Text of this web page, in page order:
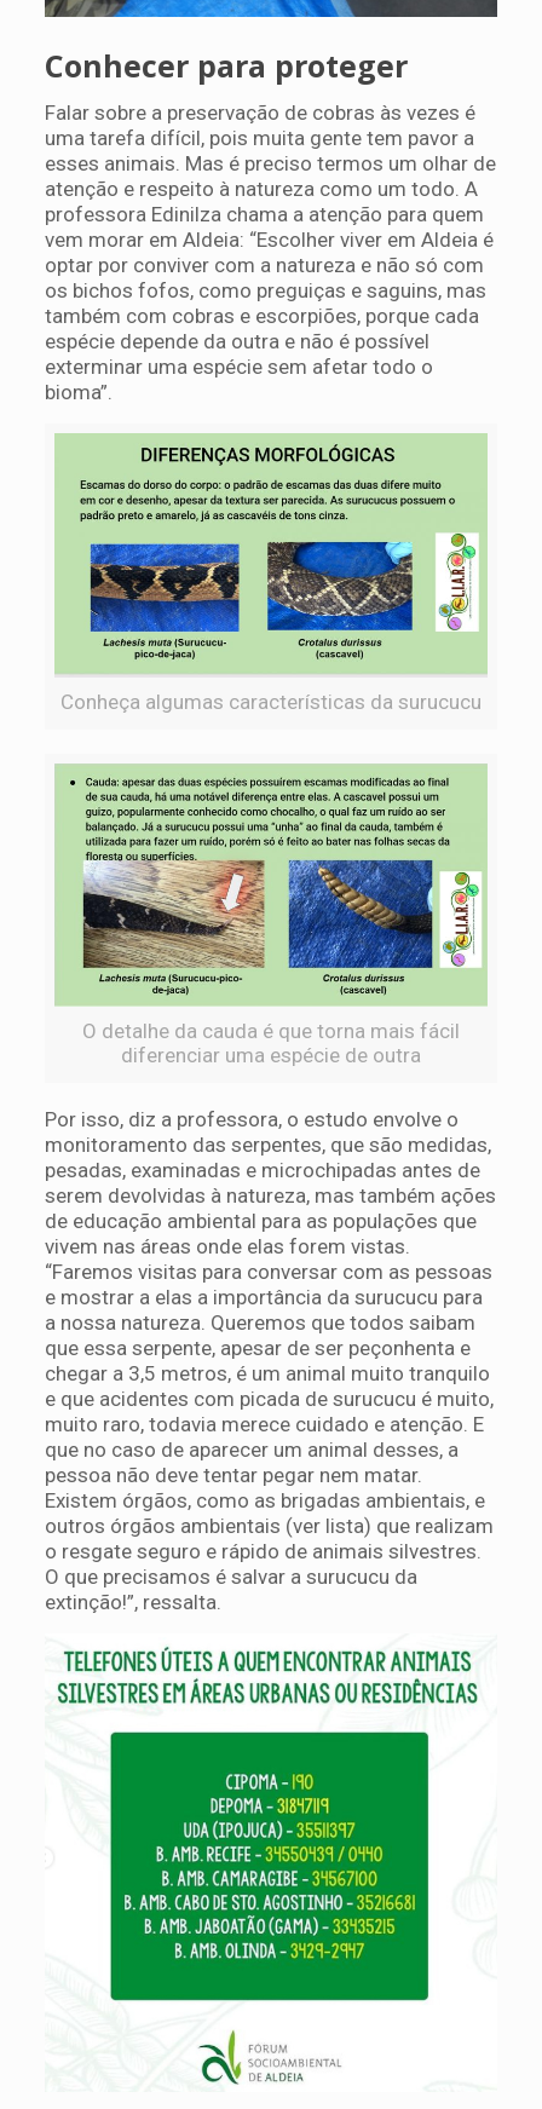
Conhecer para proteger
Falar sobre a preservação de cobras às vezes é
uma tarefa difícil, pois muita gente tem pavor a
esses animais. Mas é preciso termos um olhar de
atenção e respeito à natureza como um todo. A
professora Edinilza chama a atenção para quem
vem morar em Aldeia: “Escolher viver em Aldeia é
optar por conviver com a natureza e não só com
os bichos fofos, como preguiças e saguins, mas
também com cobras e escorpiões, porque cada
espécie depende da outra e não é possível
exterminar uma espécie sem afetar todo o
bioma”.
Conheça algumas características da surucucu
O detalhe da cauda é que torna mais fácil
diferenciar uma espécie de outra
Por isso, diz a professora, o estudo envolve o
monitoramento das serpentes, que são medidas,
pesadas, examinadas e microchipadas antes de
serem devolvidas à natureza, mas também ações
de educação ambiental para as populações que
vivem nas áreas onde elas forem vistas.
“Faremos visitas para conversar com as pessoas
e mostrar a elas a importância da surucucu para
a nossa natureza. Queremos que todos saibam
que essa serpente, apesar de ser peçonhenta e
chegar a 3,5 metros, é um animal muito tranquilo
e que acidentes com picada de surucucu é muito,
muito raro, todavia merece cuidado e atenção. E
que no caso de aparecer um animal desses, a
pessoa não deve tentar pegar nem matar.
Existem órgãos, como as brigadas ambientais, e
outros órgãos ambientais (ver lista) que realizam
o resgate seguro e rápido de animais silvestres.
O que precisamos é salvar a surucucu da
extinção!”, ressalta.